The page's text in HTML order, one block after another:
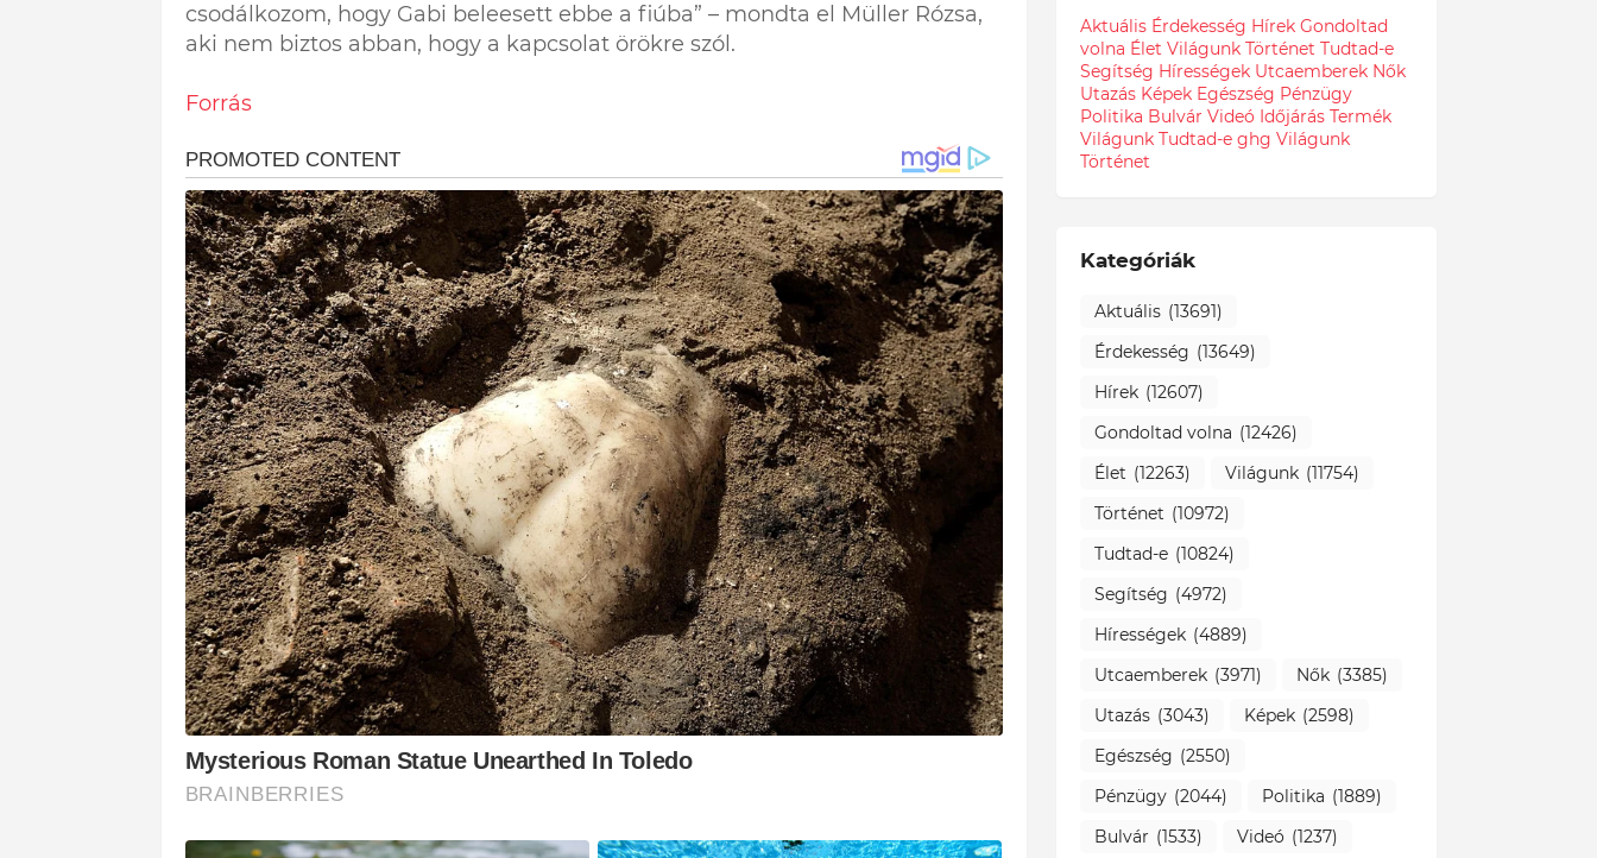
csodálkozom, hogy Gabi beleesett ebbe a fiúba” – mondta el Müller Rózsa,
aki nem biztos abban, hogy a kapcsolat örökre szól.
Forrás
Aktuális Érdekesség Hírek Gondoltad
volna Élet Világunk Történet Tudtad-e
Segítség Hírességek Utcaemberek Nők
Utazás Képek Egészség Pénzügy
Politika Bulvár Videó Időjárás Termék
Világunk Tudtad-e ghg Világunk
Történet
Kategóriák
Aktuális (13691)
Érdekesség (13649)
Hírek (12607)
Gondoltad volna (12426)
Élet (12263) Világunk (11754)
Történet (10972)
Tudtad-e (10824)
Segítség (4972)
Hírességek (4889)
Utcaemberek (3971) Nők (3385)
Utazás (3043) Képek (2598)
Egészség (2550)
Pénzügy (2044) Politika (1889)
Bulvár (1533) Videó (1237)